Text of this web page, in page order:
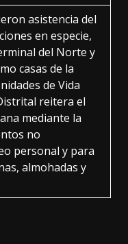
asistencia del
en especie,
del Norte y
casas de la
de Vida
reitera el
mediante la
no
personal y para
almohadas y